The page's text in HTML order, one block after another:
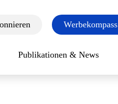
Werbekompass
Publikationen & News